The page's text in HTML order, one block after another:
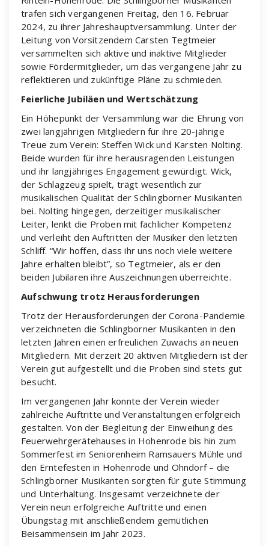
trafen sich vergangenen Freitag, den 16. Februar
2024, zu ihrer Jahreshauptversammlung. Unter der
Leitung von Vorsitzendem Carsten Tegtmeier
versammelten sich aktive und inaktive Mitglieder
sowie Fördermitglieder, um das vergangene Jahr zu
reflektieren und zukünftige Pläne zu schmieden.
Feierliche Jubiläen und Wertschätzung
Ein Höhepunkt der Versammlung war die Ehrung von
zwei langjährigen Mitgliedern für ihre 20-jährige
Treue zum Verein: Steffen Wick und Karsten Nolting.
Beide wurden für ihre herausragenden Leistungen
und ihr langjähriges Engagement gewürdigt. Wick,
der Schlagzeug spielt, trägt wesentlich zur
musikalischen Qualität der Schlingborner Musikanten
bei. Nolting hingegen, derzeitiger musikalischer
Leiter, lenkt die Proben mit fachlicher Kompetenz
und verleiht den Auftritten der Musiker den letzten
Schliff. “Wir hoffen, dass ihr uns noch viele weitere
Jahre erhalten bleibt”, so Tegtmeier, als er den
beiden Jubilaren ihre Auszeichnungen überreichte.
Aufschwung trotz Herausforderungen
Trotz der Herausforderungen der Corona-Pandemie
verzeichneten die Schlingborner Musikanten in den
letzten Jahren einen erfreulichen Zuwachs an neuen
Mitgliedern. Mit derzeit 20 aktiven Mitgliedern ist der
Verein gut aufgestellt und die Proben sind stets gut
besucht.
Im vergangenen Jahr konnte der Verein wieder
zahlreiche Auftritte und Veranstaltungen erfolgreich
gestalten. Von der Begleitung der Einweihung des
Feuerwehrgerätehauses in Hohenrode bis hin zum
Sommerfest im Seniorenheim Ramsauers Mühle und
den Erntefesten in Hohenrode und Ohndorf – die
Schlingborner Musikanten sorgten für gute Stimmung
und Unterhaltung. Insgesamt verzeichnete der
Verein neun erfolgreiche Auftritte und einen
Übungstag mit anschließendem gemütlichen
Beisammensein im Jahr 2023.